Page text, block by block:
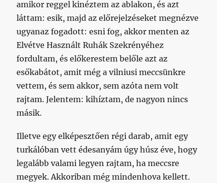
amikor reggel kinéztem az ablakon, és azt
láttam: esik, majd az előrejelzéseket megnézve
ugyanaz fogadott: esni fog, akkor menten az
Elvétve Használt Ruhák Szekrényéhez
fordultam, és előkerestem belőle azt az
esőkabátot, amit még a vilniusi meccsünkre
vettem, és sem akkor, sem azóta nem volt
rajtam. Jelentem: kihíztam, de nagyon nincs
másik.
Illetve egy elképesztően régi darab, amit egy
turkálóban vett édesanyám úgy húsz éve, hogy
legalább valami legyen rajtam, ha meccsre
megyek. Akkoriban még mindenhova kellett.